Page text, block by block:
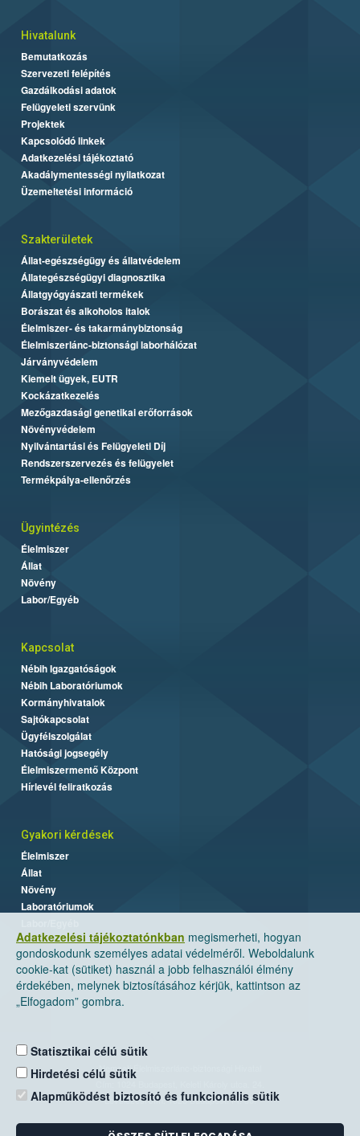
Adatkezelési tájékoztatónkban megismerheti, hogyan
gondoskodunk személyes adatai védelméről. Weboldalunk
cookie-kat (sütiket) használ a jobb felhasználói élmény
érdekében, melynek biztosításához kérjük, kattintson az
„Elfogadom” gombra.
Statisztikai célú sütik
Hirdetési célú sütik
Alapműködést biztosító és funkcionális sütik
Hivatalunk
Bemutatkozás
Szervezeti felépítés
Gazdálkodási adatok
Felügyeleti szervünk
Projektek
Kapcsolódó linkek
Adatkezelési tájékoztató
Akadálymentességi nyilatkozat
Üzemeltetési információ
Szakterületek
Állat-egészségügy és állatvédelem
Állategészségügyi diagnosztika
Állatgyógyászati termékek
Borászat és alkoholos italok
Élelmiszer- és takarmánybiztonság
Élelmiszerlánc-biztonsági laborhálózat
Járványvédelem
Kiemelt ügyek, EUTR
Kockázatkezelés
Mezőgazdasági genetikai erőforrások
Növényvédelem
Nyilvántartási és Felügyeleti Díj
Rendszerszervezés és felügyelet
Termékpálya-ellenőrzés
Ügyintézés
Élelmiszer
Állat
Növény
Labor/Egyéb
Kapcsolat
Nébih Igazgatóságok
Nébih Laboratóriumok
Kormányhivatalok
Sajtókapcsolat
Ügyfélszolgálat
Hatósági jogsegély
Élelmiszermentő Központ
Hírlevél feliratkozás
Gyakori kérdések
Élelmiszer
Állat
Növény
Laboratóriumok
Nemzeti Élelmiszerlánc-biztonsági Hivatal
Levelezési cím: 1525 Budapest. Pf. 30.